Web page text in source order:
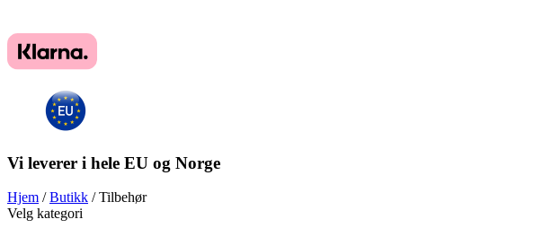
Vi leverer i hele EU og Norge
Hjem /Butikk / Tilbehør
Velg kategori